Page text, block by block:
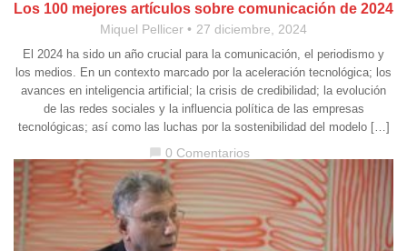
Los 100 mejores artículos sobre comunicación de 2024
Miquel Pellicer 27 diciembre, 2024
El 2024 ha sido un año crucial para la comunicación, el periodismo y
los medios. En un contexto marcado por la aceleración tecnológica; los
avances en inteligencia artificial; la crisis de credibilidad; la evolución
de las redes sociales y la influencia política de las empresas
tecnológicas; así como las luchas por la sostenibilidad del modelo […]
chat_bubble 0 Comentarios